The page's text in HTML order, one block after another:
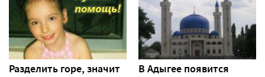
Разделить горе, значит
В Адыгее появится